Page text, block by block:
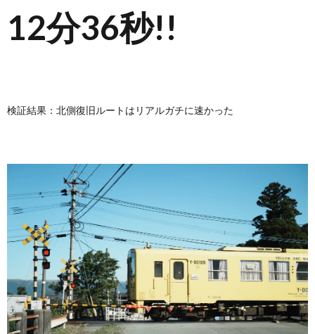
12分36秒!!
検証結果：北側復旧ルートはリアルガチに速かった